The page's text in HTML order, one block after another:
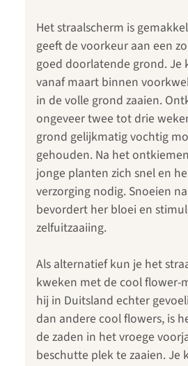
Het straalscherm is
geeft de voorkeur aan een
goed doorlatende grond. Je
vanaf maart binnen
in de volle grond zaaien.
ongeveer twee tot drie
grond gelijkmatig vochtig
gehouden. Na het
jonge planten zich snel en
verzorging nodig. Snoeien
bevordert her bloei en
zelfuitzaaiing.
Als alternatief kun je het
kweken met de cool flower-
hij in Duitsland echter
dan andere cool flowers, is
de zaden in het vroege
beschutte plek te zaaien. Je